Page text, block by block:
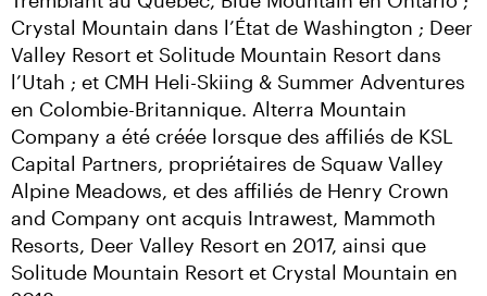
Crystal Mountain dans l’État de Washington ; Deer
Valley Resort et Solitude Mountain Resort dans
l’Utah ; et CMH Heli-Skiing & Summer Adventures
en Colombie-Britannique. Alterra Mountain
Company a été créée lorsque des affiliés de KSL
Capital Partners, propriétaires de Squaw Valley
Alpine Meadows, et des affiliés de Henry Crown
and Company ont acquis Intrawest, Mammoth
Resorts, Deer Valley Resort en 2017, ainsi que
Solitude Mountain Resort et Crystal Mountain en